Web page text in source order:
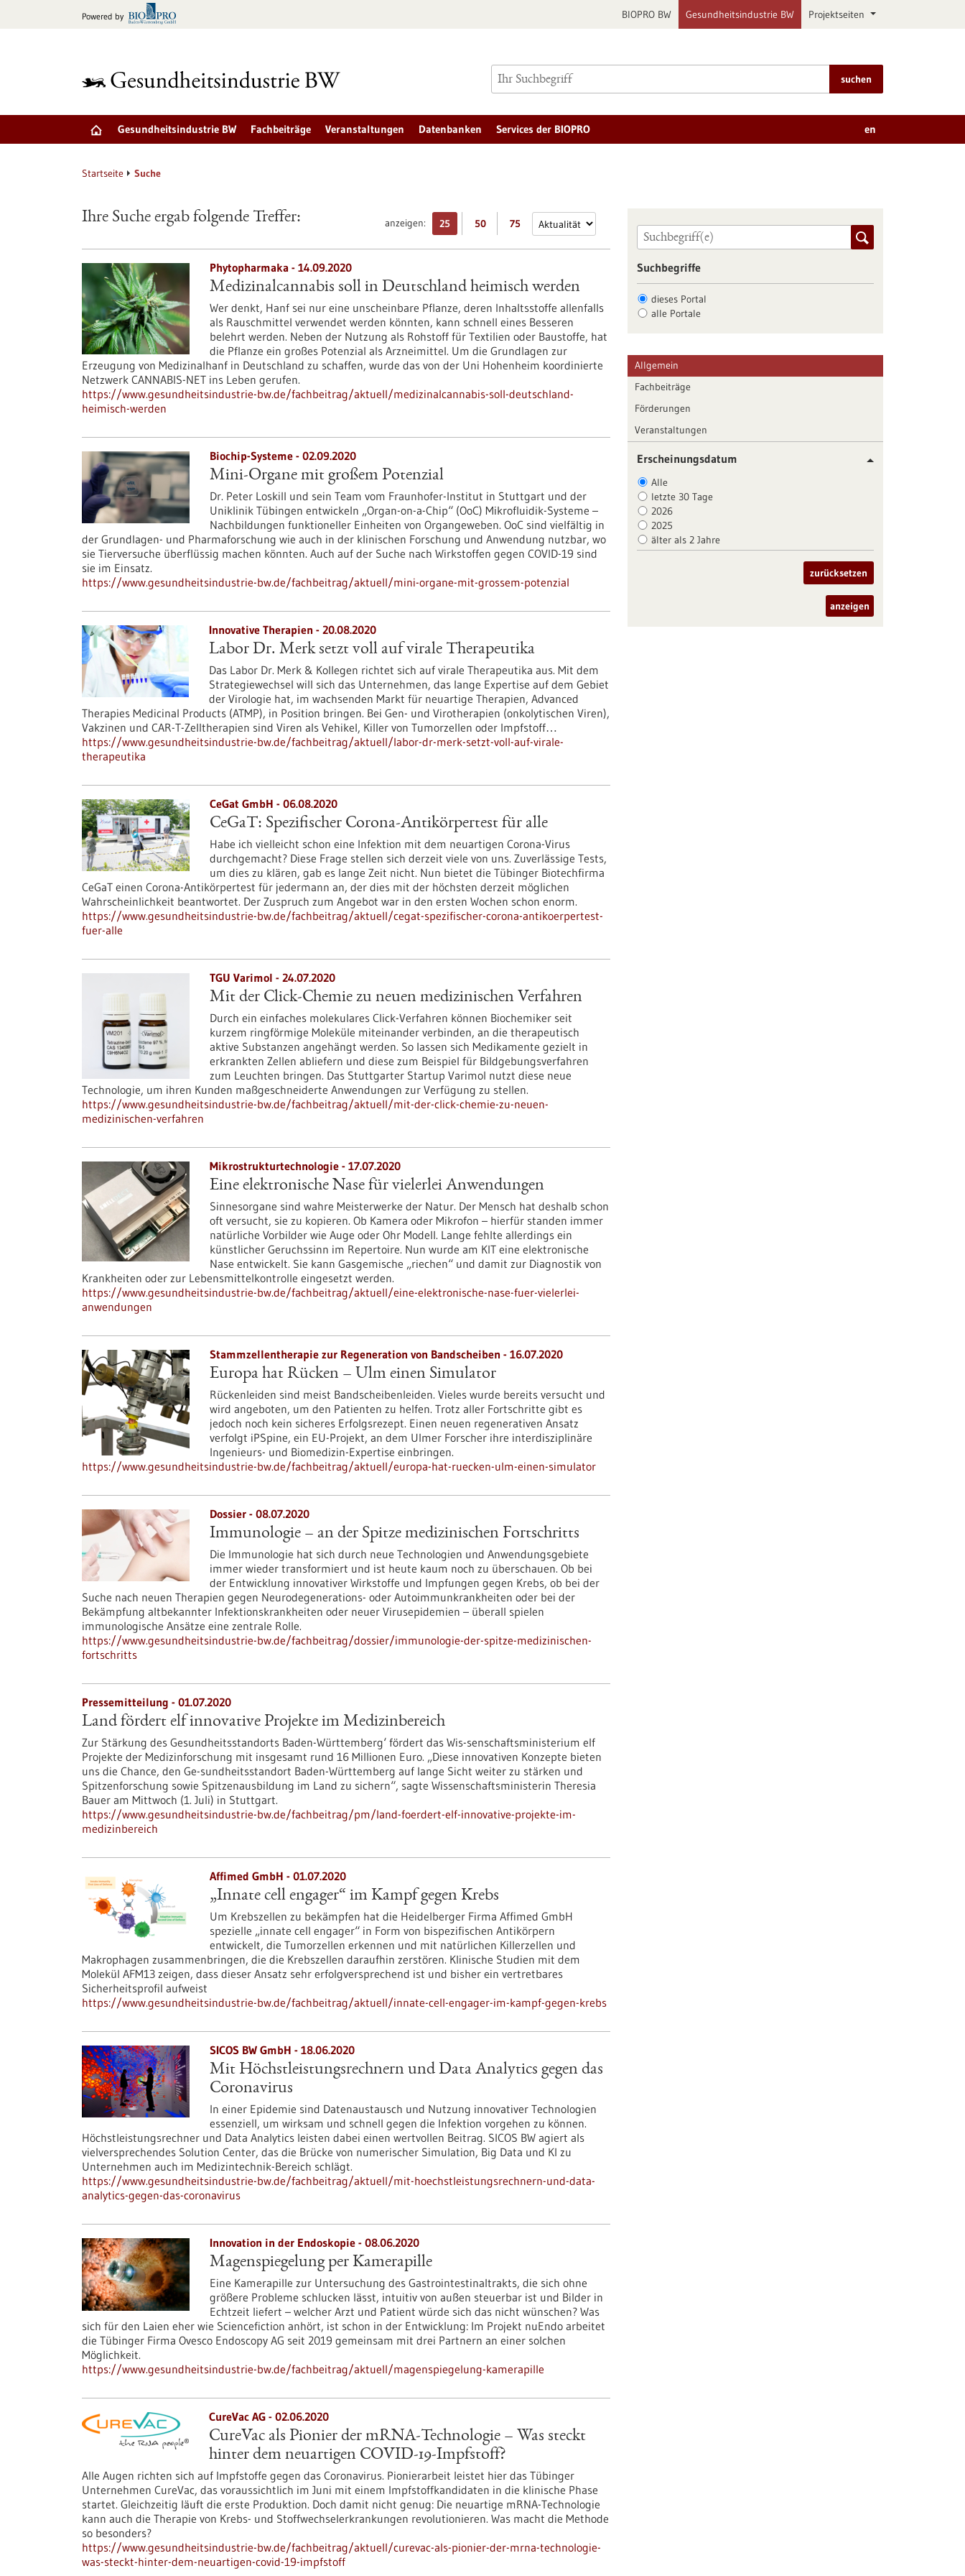
Powered by BIOPRO BW Gesundheitsindustrie BW Projektseiten
suchen
Gesundheitsindustrie BW Fachbeiträge Veranstaltungen Datenbanken Services der BIOPRO en
Startseite Suche
anzeigen: 25 50 75
Ihre Suche ergab folgende Treffer:
Phytopharmaka - 14.09.2020
Medizinalcannabis soll in Deutschland heimisch werden
Wer denkt, Hanf sei nur eine unscheinbare Pflanze, deren Inhaltsstoffe allenfalls
als Rauschmittel verwendet werden könnten, kann schnell eines Besseren
belehrt werden. Neben der Nutzung als Rohstoff für Textilien oder Baustoffe, hat
die Pflanze ein großes Potenzial als Arzneimittel. Um die Grundlagen zur
Erzeugung von Medizinalhanf in Deutschland zu schaffen, wurde das von der Uni Hohenheim koordinierte
Netzwerk CANNABIS-NET ins Leben gerufen.
https://www.gesundheitsindustrie-bw.de/fachbeitrag/aktuell/medizinalcannabis-soll-deutschland-
heimisch-werden
Biochip-Systeme - 02.09.2020
Mini-Organe mit großem Potenzial
Dr. Peter Loskill und sein Team vom Fraunhofer-Institut in Stuttgart und der
Uniklinik Tübingen entwickeln „Organ-on-a-Chip“ (OoC) Mikrofluidik-Systeme –
Nachbildungen funktioneller Einheiten von Organgeweben. OoC sind vielfältig in
der Grundlagen- und Pharmaforschung wie auch in der klinischen Forschung und Anwendung nutzbar, wo
sie Tierversuche überflüssig machen könnten. Auch auf der Suche nach Wirkstoffen gegen COVID-19 sind
sie im Einsatz.
https://www.gesundheitsindustrie-bw.de/fachbeitrag/aktuell/mini-organe-mit-grossem-potenzial
Innovative Therapien - 20.08.2020
Labor Dr. Merk setzt voll auf virale Therapeutika
Das Labor Dr. Merk & Kollegen richtet sich auf virale Therapeutika aus. Mit dem
Strategiewechsel will sich das Unternehmen, das lange Expertise auf dem Gebiet
der Virologie hat, im wachsenden Markt für neuartige Therapien, Advanced
Therapies Medicinal Products (ATMP), in Position bringen. Bei Gen- und Virotherapien (onkolytischen Viren),
Vakzinen und CAR-T-Zelltherapien sind Viren als Vehikel, Killer von Tumorzellen oder Impfstoff…
https://www.gesundheitsindustrie-bw.de/fachbeitrag/aktuell/labor-dr-merk-setzt-voll-auf-virale-
therapeutika
CeGat GmbH - 06.08.2020
CeGaT: Spezifischer Corona-Antikörpertest für alle
Habe ich vielleicht schon eine Infektion mit dem neuartigen Corona-Virus
durchgemacht? Diese Frage stellen sich derzeit viele von uns. Zuverlässige Tests,
um dies zu klären, gab es lange Zeit nicht. Nun bietet die Tübinger Biotechfirma
CeGaT einen Corona-Antikörpertest für jedermann an, der dies mit der höchsten derzeit möglichen
Wahrscheinlichkeit beantwortet. Der Zuspruch zum Angebot war in den ersten Wochen schon enorm.
https://www.gesundheitsindustrie-bw.de/fachbeitrag/aktuell/cegat-spezifischer-corona-antikoerpertest-
fuer-alle
TGU Varimol - 24.07.2020
Mit der Click-Chemie zu neuen medizinischen Verfahren
Durch ein einfaches molekulares Click-Verfahren können Biochemiker seit
kurzem ringförmige Moleküle miteinander verbinden, an die therapeutisch
aktive Substanzen angehängt werden. So lassen sich Medikamente gezielt in
erkrankten Zellen abliefern und diese zum Beispiel für Bildgebungsverfahren
zum Leuchten bringen. Das Stuttgarter Startup Varimol nutzt diese neue
Technologie, um ihren Kunden maßgeschneiderte Anwendungen zur Verfügung zu stellen.
https://www.gesundheitsindustrie-bw.de/fachbeitrag/aktuell/mit-der-click-chemie-zu-neuen-
medizinischen-verfahren
Mikrostrukturtechnologie - 17.07.2020
Eine elektronische Nase für vielerlei Anwendungen
Sinnesorgane sind wahre Meisterwerke der Natur. Der Mensch hat deshalb schon
oft versucht, sie zu kopieren. Ob Kamera oder Mikrofon – hierfür standen immer
natürliche Vorbilder wie Auge oder Ohr Modell. Lange fehlte allerdings ein
künstlicher Geruchssinn im Repertoire. Nun wurde am KIT eine elektronische
Nase entwickelt. Sie kann Gasgemische „riechen“ und damit zur Diagnostik von
Krankheiten oder zur Lebensmittelkontrolle eingesetzt werden.
https://www.gesundheitsindustrie-bw.de/fachbeitrag/aktuell/eine-elektronische-nase-fuer-vielerlei-
anwendungen
Stammzellentherapie zur Regeneration von Bandscheiben - 16.07.2020
Europa hat Rücken – Ulm einen Simulator
Rückenleiden sind meist Bandscheibenleiden. Vieles wurde bereits versucht und
wird angeboten, um den Patienten zu helfen. Trotz aller Fortschritte gibt es
jedoch noch kein sicheres Erfolgsrezept. Einen neuen regenerativen Ansatz
verfolgt iPSpine, ein EU-Projekt, an dem Ulmer Forscher ihre interdisziplinäre
Ingenieurs- und Biomedizin-Expertise einbringen.
https://www.gesundheitsindustrie-bw.de/fachbeitrag/aktuell/europa-hat-ruecken-ulm-einen-simulator
Dossier - 08.07.2020
Immunologie – an der Spitze medizinischen Fortschritts
Die Immunologie hat sich durch neue Technologien und Anwendungsgebiete
immer wieder transformiert und ist heute kaum noch zu überschauen. Ob bei
der Entwicklung innovativer Wirkstoffe und Impfungen gegen Krebs, ob bei der
Suche nach neuen Therapien gegen Neurodegenerations- oder Autoimmunkrankheiten oder bei der
Bekämpfung altbekannter Infektionskrankheiten oder neuer Virusepidemien – überall spielen
immunologische Ansätze eine zentrale Rolle.
https://www.gesundheitsindustrie-bw.de/fachbeitrag/dossier/immunologie-der-spitze-medizinischen-
fortschritts
Pressemitteilung - 01.07.2020
Land fördert elf innovative Projekte im Medizinbereich
Zur Stärkung des Gesundheitsstandorts Baden-Württemberg‘ fördert das Wis-senschaftsministerium elf
Projekte der Medizinforschung mit insgesamt rund 16 Millionen Euro. „Diese innovativen Konzepte bieten
uns die Chance, den Ge-sundheitsstandort Baden-Württemberg auf lange Sicht weiter zu stärken und
Spitzenforschung sowie Spitzenausbildung im Land zu sichern“, sagte Wissenschaftsministerin Theresia
Bauer am Mittwoch (1. Juli) in Stuttgart.
https://www.gesundheitsindustrie-bw.de/fachbeitrag/pm/land-foerdert-elf-innovative-projekte-im-
medizinbereich
Affimed GmbH - 01.07.2020
„Innate cell engager“ im Kampf gegen Krebs
Um Krebszellen zu bekämpfen hat die Heidelberger Firma Affimed GmbH
spezielle „innate cell engager“ in Form von bispezifischen Antikörpern
entwickelt, die Tumorzellen erkennen und mit natürlichen Killerzellen und
Makrophagen zusammenbringen, die die Krebszellen daraufhin zerstören. Klinische Studien mit dem
Molekül AFM13 zeigen, dass dieser Ansatz sehr erfolgversprechend ist und bisher ein vertretbares
Sicherheitsprofil aufweist
https://www.gesundheitsindustrie-bw.de/fachbeitrag/aktuell/innate-cell-engager-im-kampf-gegen-krebs
SICOS BW GmbH - 18.06.2020
Mit Höchstleistungsrechnern und Data Analytics gegen das
Coronavirus
In einer Epidemie sind Datenaustausch und Nutzung innovativer Technologien
essenziell, um wirksam und schnell gegen die Infektion vorgehen zu können.
Höchstleistungsrechner und Data Analytics leisten dabei einen wertvollen Beitrag. SICOS BW agiert als
vielversprechendes Solution Center, das die Brücke von numerischer Simulation, Big Data und KI zu
Unternehmen auch im Medizintechnik-Bereich schlägt.
https://www.gesundheitsindustrie-bw.de/fachbeitrag/aktuell/mit-hoechstleistungsrechnern-und-data-
analytics-gegen-das-coronavirus
Innovation in der Endoskopie - 08.06.2020
Magenspiegelung per Kamerapille
Eine Kamerapille zur Untersuchung des Gastrointestinaltrakts, die sich ohne
größere Probleme schlucken lässt, intuitiv von außen steuerbar ist und Bilder in
Echtzeit liefert – welcher Arzt und Patient würde sich das nicht wünschen? Was
sich für den Laien eher wie Sciencefiction anhört, ist schon in der Entwicklung: Im Projekt nuEndo arbeitet
die Tübinger Firma Ovesco Endoscopy AG seit 2019 gemeinsam mit drei Partnern an einer solchen
Möglichkeit.
https://www.gesundheitsindustrie-bw.de/fachbeitrag/aktuell/magenspiegelung-kamerapille
CureVac AG - 02.06.2020
CureVac als Pionier der mRNA-Technologie – Was steckt
hinter dem neuartigen COVID-19-Impfstoff?
Alle Augen richten sich auf Impfstoffe gegen das Coronavirus. Pionierarbeit leistet hier das Tübinger
Unternehmen CureVac, das voraussichtlich im Juni mit einem Impfstoffkandidaten in die klinische Phase
startet. Gleichzeitig läuft die erste Produktion. Doch damit nicht genug: Die neuartige mRNA-Technologie
kann auch die Therapie von Krebs- und Stoffwechselerkrankungen revolutionieren. Was macht die Methode
so besonders?
https://www.gesundheitsindustrie-bw.de/fachbeitrag/aktuell/curevac-als-pionier-der-mrna-technologie-
was-steckt-hinter-dem-neuartigen-covid-19-impfstoff
Suchbegriffe
dieses Portal
alle Portale
Allgemein
Fachbeiträge
Förderungen
Veranstaltungen
Erscheinungsdatum
Alle
letzte 30 Tage
2026
2025
älter als 2 Jahre
zurücksetzen
anzeigen